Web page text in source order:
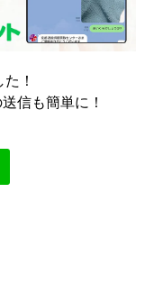
！
信も簡単に！